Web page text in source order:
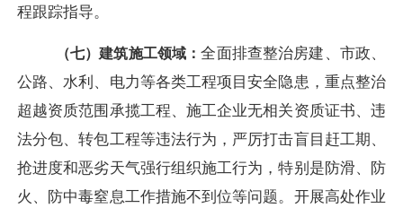
程跟踪指导。
（七）建筑施工领域：全面排查整治房建、市政、
公路、水利、电力等各类工程项目安全隐患，重点整治
超越资质范围承揽工程、施工企业无相关资质证书、违
法分包、转包工程等违法行为，严厉打击盲目赶工期、
抢进度和恶劣天气强行组织施工行为，特别是防滑、防
火、防中毒窒息工作措施不到位等问题。开展高处作业